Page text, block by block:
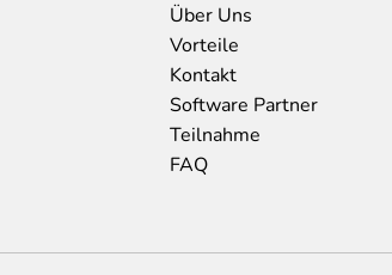
Über Uns
Vorteile
Kontakt
Software Partner
Teilnahme
FAQ